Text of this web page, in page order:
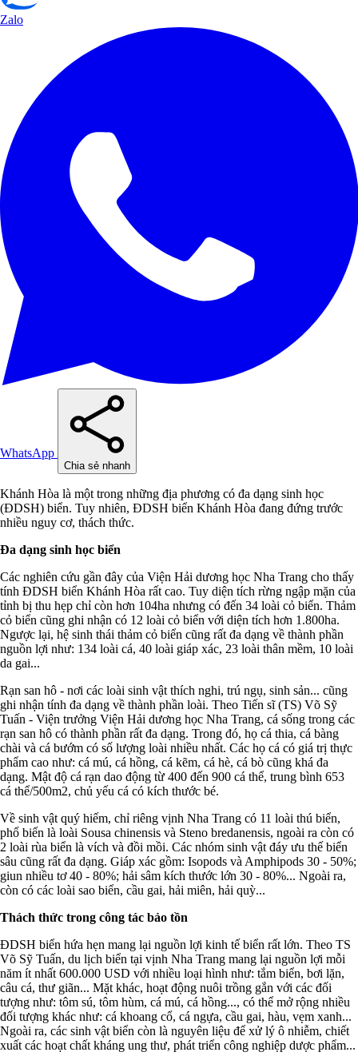
Zalo
WhatsApp
Chia sẻ nhanh
Khánh Hòa là một trong những địa phương có đa dạng sinh học
(ĐDSH) biển. Tuy nhiên, ĐDSH biển Khánh Hòa đang đứng trước
nhiều nguy cơ, thách thức.
Đa dạng sinh học biển
Các nghiên cứu gần đây của Viện Hải dương học Nha Trang cho thấy
tính ĐDSH biển Khánh Hòa rất cao. Tuy diện tích rừng ngập mặn của
tỉnh bị thu hẹp chỉ còn hơn 104ha nhưng có đến 34 loài cỏ biển. Thảm
cỏ biển cũng ghi nhận có 12 loài cỏ biển với diện tích hơn 1.800ha.
Ngược lại, hệ sinh thái thảm cỏ biển cũng rất đa dạng về thành phần
nguồn lợi như: 134 loài cá, 40 loài giáp xác, 23 loài thân mềm, 10 loài
da gai...
Rạn san hô - nơi các loài sinh vật thích nghi, trú ngụ, sinh sản... cũng
ghi nhận tính đa dạng về thành phần loài. Theo Tiến sĩ (TS) Võ Sỹ
Tuấn - Viện trưởng Viện Hải dương học Nha Trang, cá sống trong các
rạn san hô có thành phần rất đa dạng. Trong đó, họ cá thia, cá bàng
chài và cá bướm có số lượng loài nhiều nhất. Các họ cá có giá trị thực
phẩm cao như: cá mú, cá hồng, cá kẽm, cá hè, cá bò cũng khá đa
dạng. Mật độ cá rạn dao động từ 400 đến 900 cá thể, trung bình 653
cá thể/500m2, chủ yếu cá có kích thước bé.
Về sinh vật quý hiếm, chỉ riêng vịnh Nha Trang có 11 loài thú biển,
phổ biến là loài Sousa chinensis và Steno bredanensis, ngoài ra còn có
2 loài rùa biển là vích và đồi mồi. Các nhóm sinh vật đáy ưu thế biển
sâu cũng rất đa dạng. Giáp xác gồm: Isopods và Amphipods 30 - 50%;
giun nhiều tơ 40 - 80%; hải sâm kích thước lớn 30 - 80%... Ngoài ra,
còn có các loài sao biển, cầu gai, hải miên, hải quỳ...
Thách thức trong công tác bảo tồn
ĐDSH biển hứa hẹn mang lại nguồn lợi kinh tế biển rất lớn. Theo TS
Võ Sỹ Tuấn, du lịch biển tại vịnh Nha Trang mang lại nguồn lợi mỗi
năm ít nhất 600.000 USD với nhiều loại hình như: tắm biển, bơi lặn,
câu cá, thư giãn... Mặt khác, hoạt động nuôi trồng gắn với các đối
tượng như: tôm sú, tôm hùm, cá mú, cá hồng..., có thể mở rộng nhiều
đối tượng khác như: cá khoang cổ, cá ngựa, cầu gai, hàu, vẹm xanh...
Ngoài ra, các sinh vật biển còn là nguyên liệu để xử lý ô nhiễm, chiết
xuất các hoạt chất kháng ung thư, phát triển công nghiệp dược phẩm...